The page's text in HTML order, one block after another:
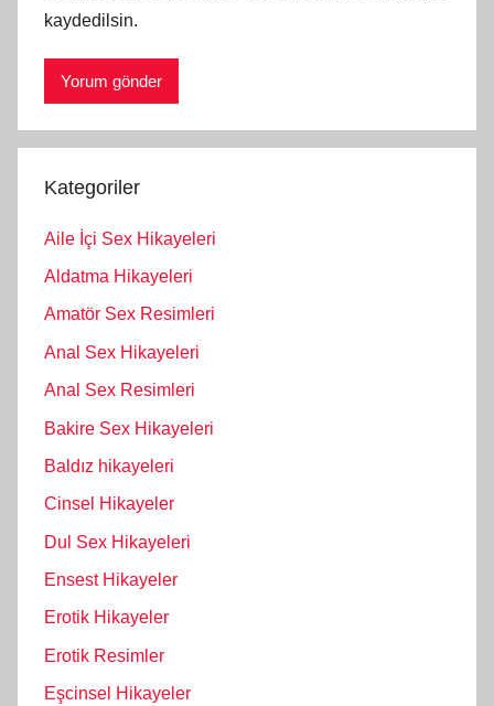
kaydedilsin.
Kategoriler
Aile İçi Sex Hikayeleri
Aldatma Hikayeleri
Amatör Sex Resimleri
Anal Sex Hikayeleri
Anal Sex Resimleri
Bakire Sex Hikayeleri
Baldız hikayeleri
Cinsel Hikayeler
Dul Sex Hikayeleri
Ensest Hikayeler
Erotik Hikayeler
Erotik Resimler
Eşcinsel Hikayeler